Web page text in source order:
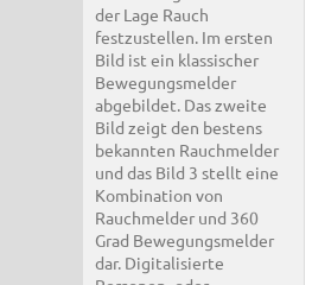
der Lage Rauch
festzustellen. Im ersten
Bild ist ein klassischer
Bewegungsmelder
abgebildet. Das zweite
Bild zeigt den bestens
bekannten Rauchmelder
und das Bild 3 stellt eine
Kombination von
Rauchmelder und 360
Grad Bewegungsmelder
dar. Digitalisierte